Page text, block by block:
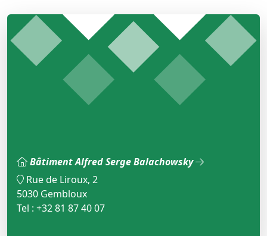
Bâtiment Alfred Serge Balachowsky
Rue de Liroux, 2
5030 Gembloux
Tel : +32 81 87 40 07